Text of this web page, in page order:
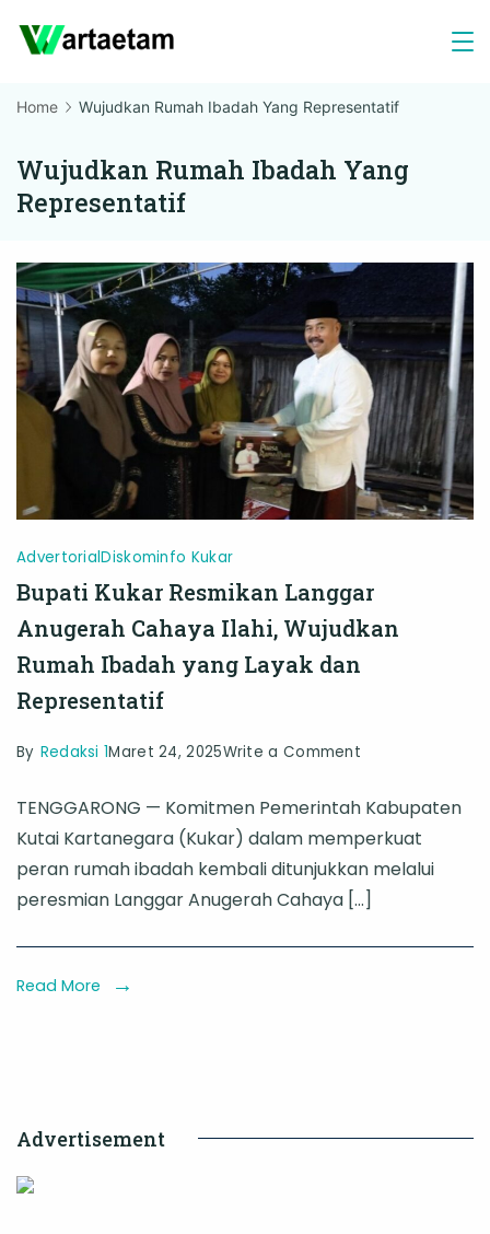
Home Wujudkan Rumah Ibadah Yang Representatif
Wujudkan Rumah Ibadah Yang
Representatif
AdvertorialDiskominfo Kukar
Bupati Kukar Resmikan Langgar
Anugerah Cahaya Ilahi, Wujudkan
Rumah Ibadah yang Layak dan
Representatif
By Redaksi 1Maret 24, 2025Write a Comment
Kukar
Resmikan
Langgar
Anugerah
Cahaya
Layak
TENGGARONG — Komitmen Pemerintah Kabupaten
Kutai Kartanegara (Kukar) dalam memperkuat
peran rumah ibadah kembali ditunjukkan melalui
peresmian Langgar Anugerah Cahaya […]
Read More
Advertisement